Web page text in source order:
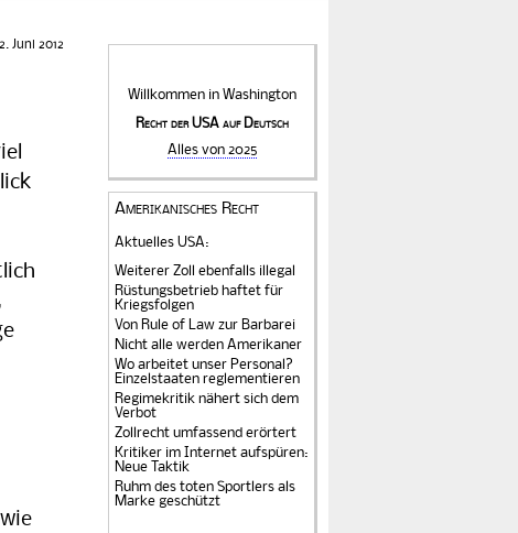
Juni 2012
Willkommen in Washington
Recht der USA auf Deutsch
Alles von 2025
Amerikanisches Recht
Aktuelles USA:
Weiterer Zoll ebenfalls illegal
Rüstungsbetrieb haftet für
Kriegsfolgen
Von Rule of Law zur Barbarei
Nicht alle werden Amerikaner
Wo arbeitet unser Personal?
Einzelstaaten reglementieren
Regimekritik nähert sich dem
Verbot
Zollrecht umfassend erörtert
Kritiker im Internet aufspüren:
Neue Taktik
Ruhm des toten Sportlers als
Marke geschützt